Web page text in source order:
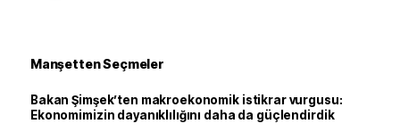
Manşetten Seçmeler
Bakan Şimşek’ten makroekonomik istikrar vurgusu:
Ekonomimizin dayanıklılığını daha da güçlendirdik